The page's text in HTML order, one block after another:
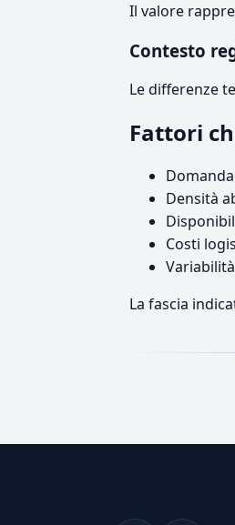
Il valore
Contesto
Le differenze
Fattori
Densità
Costi
La fascia